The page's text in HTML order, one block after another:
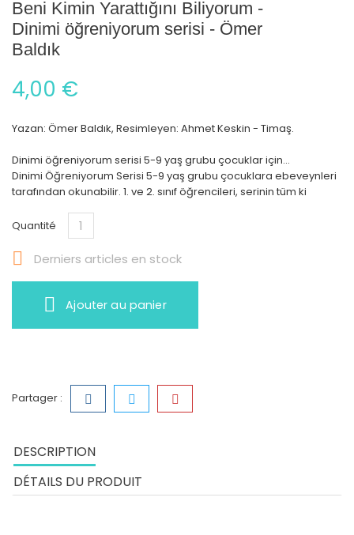
Beni Kimin Yarattığını Biliyorum -
Dinimi öğreniyorum serisi - Ömer
Baldık
4,00 €
Yazan: Ömer Baldık, Resimleyen: Ahmet Keskin - Timaş.
Dinimi öğreniyorum serisi 5-9 yaş grubu çocuklar için...
Dinimi Öğreniyorum Serisi 5-9 yaş grubu çocuklara ebeveynleri
tarafından okunabilir. 1. ve 2. sınıf öğrencileri, serinin tüm ki
Quantité
 Derniers articles en stock
Ajouter au panier
Partager :
DESCRIPTION
DÉTAILS DU PRODUIT